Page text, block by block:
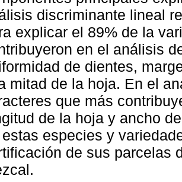
discriminante lineal
explicar el 89% de la
en el análisis
de dientes,
mitad de la hoja. En el
que más
de la hoja y ancho
especies y
de sus parcelas